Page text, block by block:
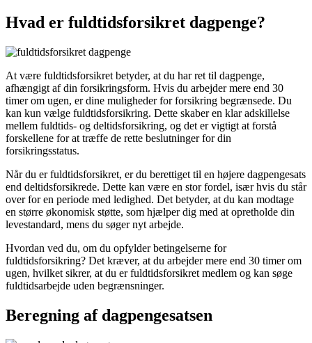
Hvad er fuldtidsforsikret dagpenge?
At være fuldtidsforsikret betyder, at du har ret til dagpenge,
afhængigt af din forsikringsform. Hvis du arbejder mere end 30
timer om ugen, er dine muligheder for forsikring begrænsede. Du
kan kun vælge fuldtidsforsikring. Dette skaber en klar adskillelse
mellem fuldtids- og deltidsforsikring, og det er vigtigt at forstå
forskellene for at træffe de rette beslutninger for din
forsikringsstatus.
Når du er fuldtidsforsikret, er du berettiget til en højere dagpengesats
end deltidsforsikrede. Dette kan være en stor fordel, især hvis du står
over for en periode med ledighed. Det betyder, at du kan modtage
en større økonomisk støtte, som hjælper dig med at opretholde din
levestandard, mens du søger nyt arbejde.
Hvordan ved du, om du opfylder betingelserne for
fuldtidsforsikring? Det kræver, at du arbejder mere end 30 timer om
ugen, hvilket sikrer, at du er fuldtidsforsikret medlem og kan søge
fuldtidsarbejde uden begrænsninger.
Beregning af dagpengesatsen